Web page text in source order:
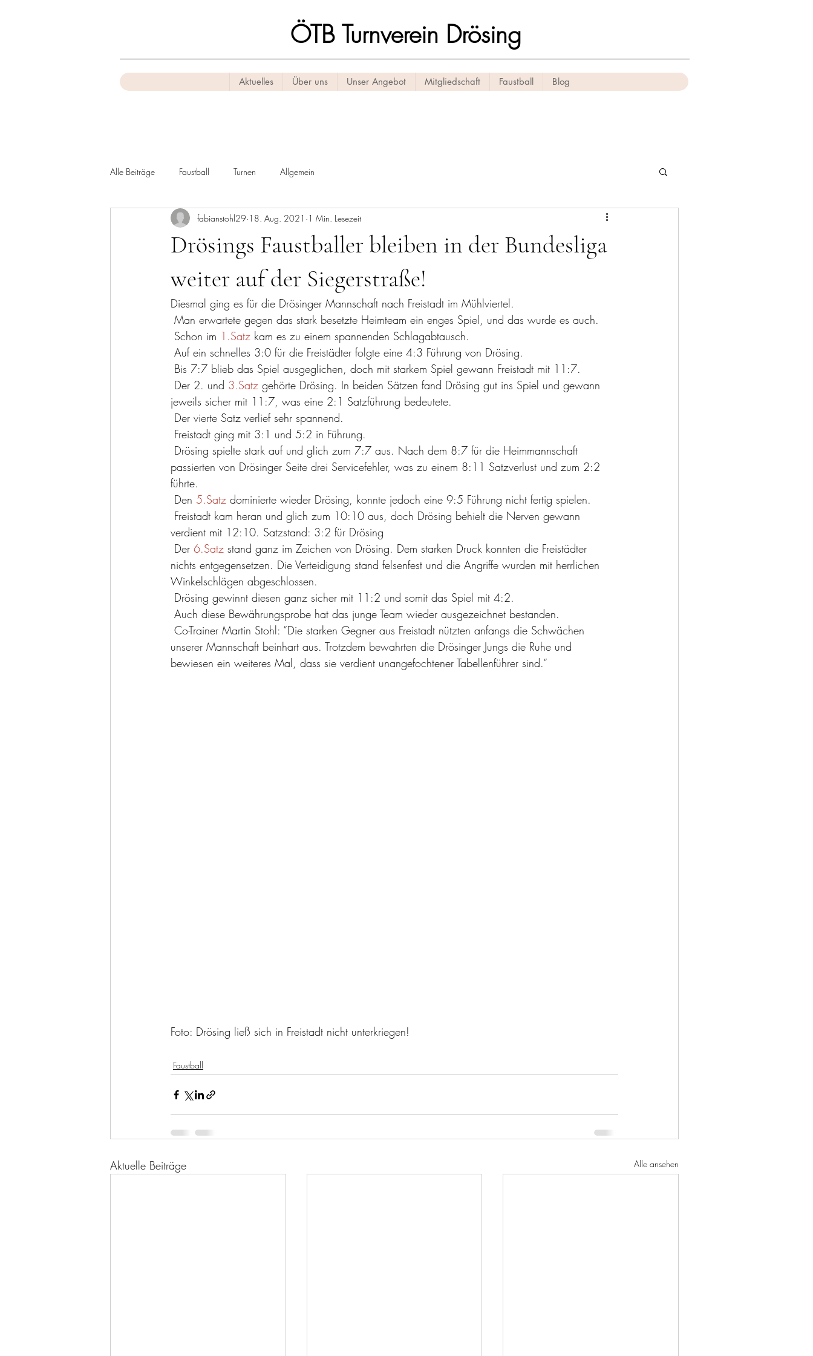
ÖTB Turnverein Drösing
Aktuelles Über uns Unser Angebot Mitgliedschaft Faustball Blog
Alle Beiträge Faustball Turnen Allgemein
Drösings Faustballer bleiben in der Bundesliga
weiter auf der Siegerstraße!
fabianstohl29 18. Aug. 2021 1 Min. Lesezeit
Diesmal ging es für die Drösinger Mannschaft nach Freistadt im Mühlviertel.
Man erwartete gegen das stark besetzte Heimteam ein enges Spiel, und das wurde es auch.
Schon im 1.Satz kam es zu einem spannenden Schlagabtausch.
Auf ein schnelles 3:0 für die Freistädter folgte eine 4:3 Führung von Drösing.
Bis 7:7 blieb das Spiel ausgeglichen, doch mit starkem Spiel gewann Freistadt mit 11:7.
Der 2. und 3.Satz gehörte Drösing. In beiden Sätzen fand Drösing gut ins Spiel und gewann
jeweils sicher mit 11:7, was eine 2:1 Satzführung bedeutete.
Der vierte Satz verlief sehr spannend.
Freistadt ging mit 3:1 und 5:2 in Führung.
passierten von Drösinger Seite drei Servicefehler, was zu einem 8:11 Satzverlust und zum 2:2
führte.
Den 5.Satz dominierte wieder Drösing, konnte jedoch eine 9:5 Führung nicht fertig spielen.
verdient mit 12:10. Satzstand: 3:2 für Drösing
Der 6.Satz stand ganz im Zeichen von Drösing. Dem starken Druck konnten die Freistädter
nichts entgegensetzen. Die Verteidigung stand felsenfest und die Angriffe wurden mit herrlichen
Winkelschlägen abgeschlossen.
Drösing gewinnt diesen ganz sicher mit 11:2 und somit das Spiel mit 4:2.
Auch diese Bewährungsprobe hat das junge Team wieder ausgezeichnet bestanden.
unserer Mannschaft beinhart aus. Trotzdem bewahrten die Drösinger Jungs die Ruhe und
bewiesen ein weiteres Mal, dass sie verdient unangefochtener Tabellenführer sind.“
Foto: Drösing ließ sich in Freistadt nicht unterkriegen!
Faustball
Aktuelle Beiträge Alle ansehen